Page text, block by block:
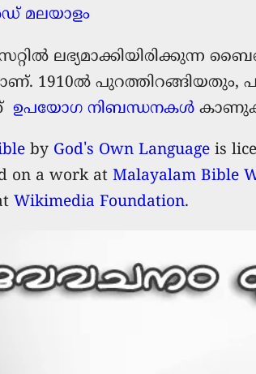
മലയാളം
ലഭ്യമാക്കിയിരിക്കുന്ന
1910ൽ പുറത്തിറങ്ങിയതും,
ഉപയോഗ നിബന്ധനകൾ
by God's Own Language is
on a work at Malayalam Bible
Wikimedia Foundation.